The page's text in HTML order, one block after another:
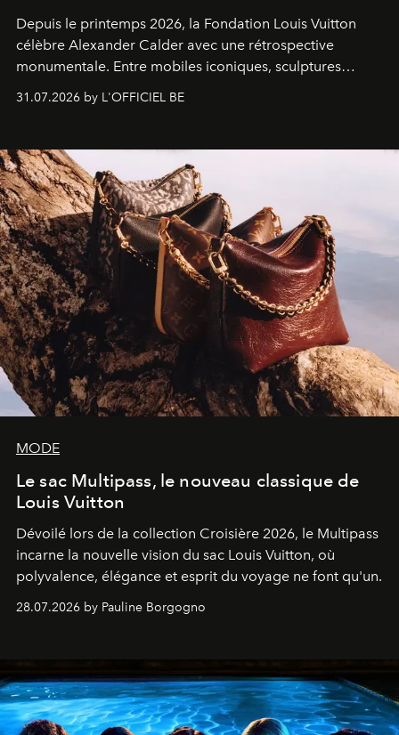
Depuis le printemps 2026, la Fondation Louis Vuitton
célèbre Alexander Calder avec une rétrospective
monumentale. Entre mobiles iconiques, sculptures
monumentales et poésie du mouvement, l'artiste
américain investit les espaces imaginés par Frank Gehry
sculpture.
31.07.2026 by L'OFFICIEL BE
MODE
Le sac Multipass, le nouveau classique de
Louis Vuitton
Dévoilé lors de la collection Croisière 2026, le Multipass
incarne la nouvelle vision du sac Louis Vuitton, où
polyvalence, élégance et esprit du voyage ne font qu'un.
28.07.2026 by Pauline Borgogno